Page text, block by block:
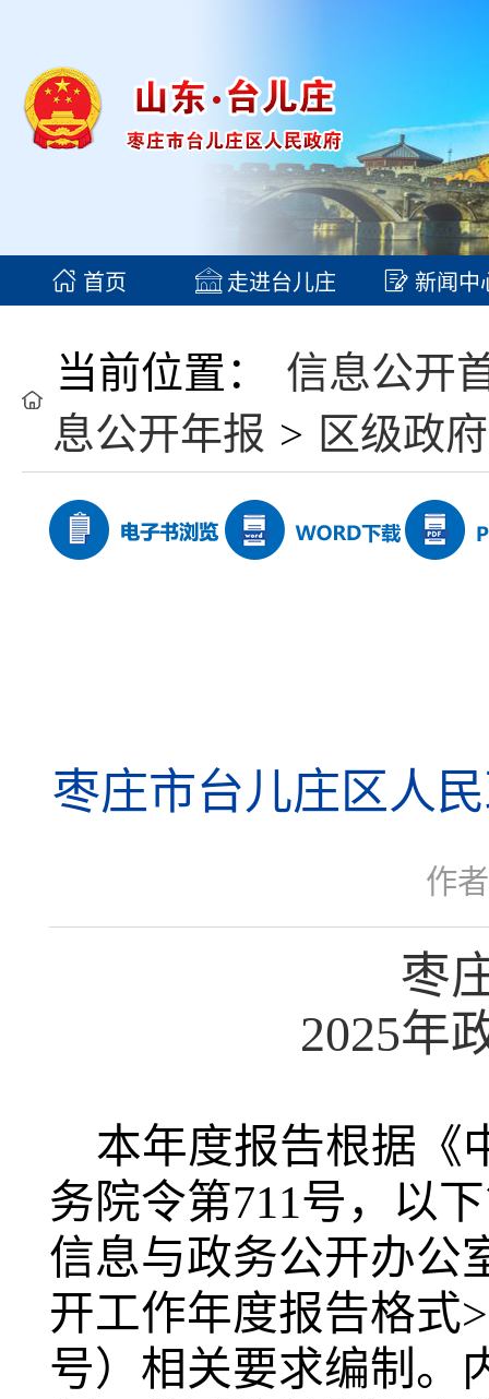
首页 走进台儿庄 新闻中
当前位置：
信息公开
息公开年报 > 区级政
枣庄市台儿庄区人
作
枣
2025年
本年度报告根据《
务院令第711号，以
信息与政务公开办公
开工作年度报告格式
号）相关要求编制。